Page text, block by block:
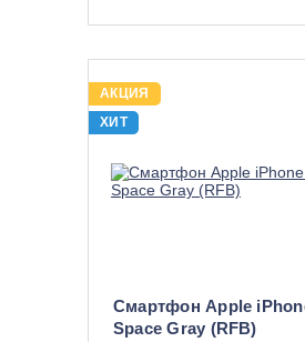
АКЦИЯ
ХИТ
Смартфон Apple
Space Gray (RFB)